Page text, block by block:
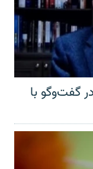
گفت‌وگو با